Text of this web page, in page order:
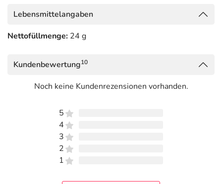
Lebensmittelangaben
Nettofüllmenge: 24 g
Kundenbewertung10
Noch keine Kundenrezensionen vorhanden.
5
4
3
2
1